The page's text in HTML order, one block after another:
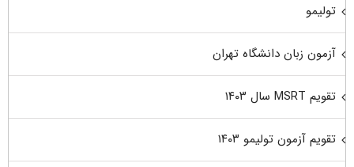
تولیمو
آزمون زبان دانشگاه تهران
تقویم MSRT سال ۱۴۰۳
تقویم آزمون تولیمو ۱۴۰۳